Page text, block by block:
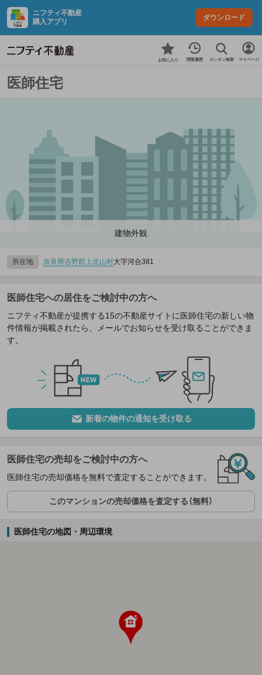
ニフティ不動産
購入アプリ
ダウンロード
お気に入り 閲覧履歴 カンタン検索 マイページ
医師住宅
建物外観
所在地 奈良県吉野郡上北山村大字河合381
医師住宅への居住をご検討中の方へ
ニフティ不動産が提携する15の不動産サイトに医師住宅の新しい物
件情報が掲載されたら、メールでお知らせを受け取ることができま
す。
新着の物件の通知を受け取る
医師住宅の売却をご検討中の方へ
医師住宅の売却価格を無料で査定することができます。
このマンションの売却価格を査定する（無料）
医師住宅の地図・周辺環境